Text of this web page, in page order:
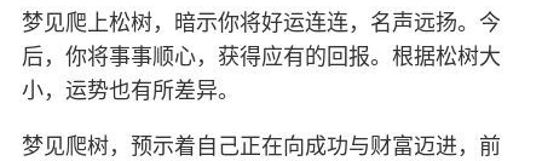
梦见爬上松树，暗示你将好运连连，名声远扬。今
后，你将事事顺心，获得应有的回报。根据松树大
小，运势也有所差异。
梦见爬树，预示着自己正在向成功与财富迈进，前